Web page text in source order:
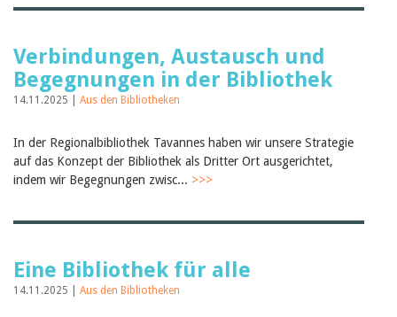
Verbindungen, Austausch und
Begegnungen in der Bibliothek
14.11.2025 | Aus den Bibliotheken
In der Regionalbibliothek Tavannes haben wir unsere Strategie
auf das Konzept der Bibliothek als Dritter Ort ausgerichtet,
indem wir Begegnungen zwisc... >>>
Eine Bibliothek für alle
14.11.2025 | Aus den Bibliotheken